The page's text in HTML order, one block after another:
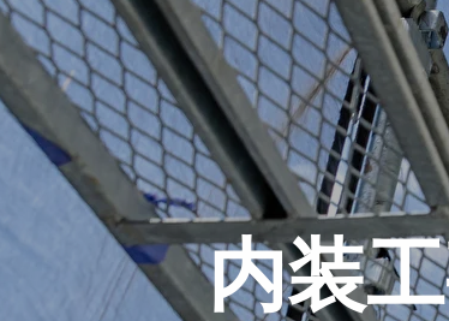
ホーム
浴槽塗装
３つのこだわり
内装